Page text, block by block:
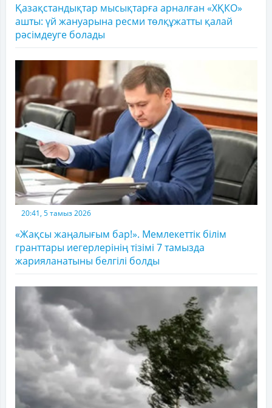
Қазақстандықтар мысықтарға арналған «ХҚКО»
ашты: үй жануарына ресми төлқұжатты қалай
рәсімдеуге болады
20:41, 5 тамыз 2026
«Жақсы жаңалығым бар!». Мемлекеттік білім
гранттары иегерлерінің тізімі 7 тамызда
жарияланатыны белгілі болды